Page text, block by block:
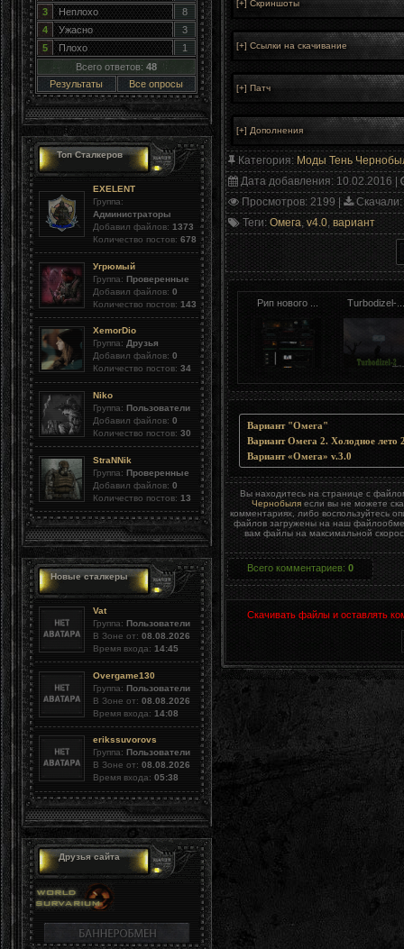
3
Неплохо
8
4
Ужасно
3
5
Плохо
1
Всего ответов: 48
Результаты
Все опросы
Топ Сталкеров
EXELENT
Группа:
Администраторы
Добавил файлов: 1373
Количество постов: 678
Угрюмый
Группа: Проверенные
Добавил файлов: 0
Количество постов: 143
XemorDio
Группа: Друзья
Добавил файлов: 0
Количество постов: 34
Niko
Группа: Пользователи
Добавил файлов: 0
Количество постов: 30
StraNNik
Группа: Проверенные
Добавил файлов: 0
Количество постов: 13
Новые сталкеры
Vat
Группа: Пользователи
В Зоне от: 08.08.2026
Время входа: 14:45
Overgame130
Группа: Пользователи
В Зоне от: 08.08.2026
Время входа: 14:08
erikssuvorovs
Группа: Пользователи
В Зоне от: 08.08.2026
Время входа: 05:38
Друзья сайта
Категория: Моды Тень
Дата добавления: 10.02.2016 |
Просмотров: 2199 | Скачали
Теги: Омега v4.0 вариант
Рип нового ... Turbodizel-...
Вариант "Омега"
Вариант Омега 2. Холодное лето
Вариант «Омега» v.3.0
Вы находитесь на странице с
Чернобыля если вы не можете
комментариях, либо воспользуйтесь
файлов загружены на наш
вам файлы на максимальной
Всего комментариев: 0
Скачивать файлы и оставлять